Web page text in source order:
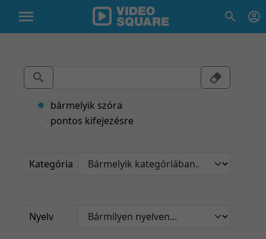
bármelyik szóra
pontos kifejezésre
Kategória
Nyelv